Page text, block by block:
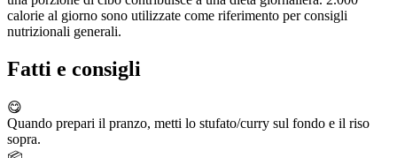
calorie al giorno sono utilizzate come riferimento per consigli
nutrizionali generali.
Fatti e consigli
😋
Quando prepari il pranzo, metti lo stufato/curry sul fondo e il riso
sopra.